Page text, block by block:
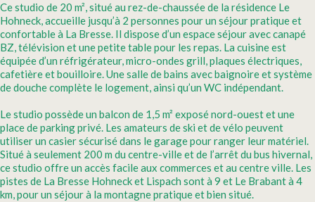
Ce studio de 20 m², situé au rez-de-chaussée de la résidence Le
Hohneck, accueille jusqu’à 2 personnes pour un séjour pratique et
confortable à La Bresse. Il dispose d’un espace séjour avec canapé
BZ, télévision et une petite table pour les repas. La cuisine est
équipée d’un réfrigérateur, micro-ondes grill, plaques électriques,
cafetière et bouilloire. Une salle de bains avec baignoire et système
de douche complète le logement, ainsi qu’un WC indépendant.
Le studio possède un balcon de 1,5 m² exposé nord-ouest et une
place de parking privé. Les amateurs de ski et de vélo peuvent
utiliser un casier sécurisé dans le garage pour ranger leur matériel.
Situé à seulement 200 m du centre-ville et de l’arrêt du bus hivernal,
ce studio offre un accès facile aux commerces et au centre ville. Les
pistes de La Bresse Hohneck et Lispach sont à 9 et Le Brabant à 4
km, pour un séjour à la montagne pratique et bien situé.